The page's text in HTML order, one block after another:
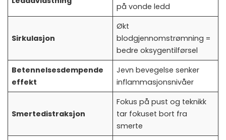
på vonde ledd
Sirkulasjon
Økt
blodgjennomstrømning =
bedre oksygentilførsel
Betennelsesdempende
effekt
Jevn bevegelse senker
inflammasjonsnivåer
Smertedistraksjon
Fokus på pust og teknikk
tar fokuset bort fra
smerte